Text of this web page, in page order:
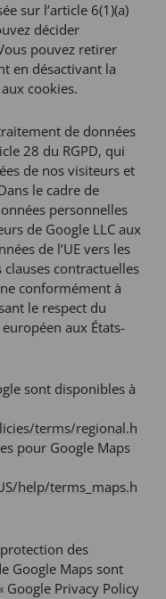
sur l’article 6(1)(a)
décider
pouvez retirer
en désactivant la
cookies.
de données
28 du RGPD, qui
de nos visiteurs et
le cadre de
personnelles
de Google LLC aux
de l’UE vers les
clauses contractuelles
conformément à
le respect du
aux États-
sont disponibles à
terms/regional.h
pour Google Maps
help/terms_maps.h
des
Google Maps sont
Google Privacy Policy